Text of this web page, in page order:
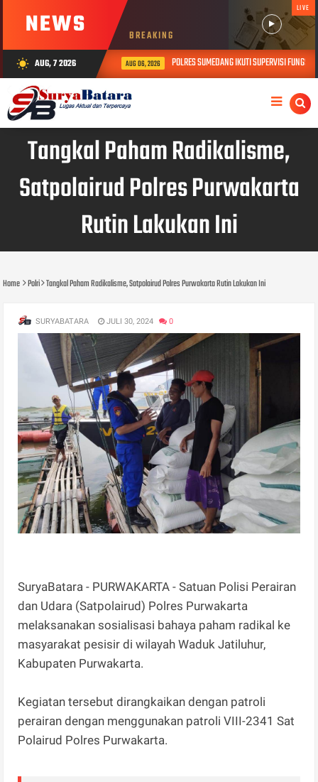
NEWS BREAKING
LIVE
wb_sunny AUG, 7 2026 AUG 06, 2026 POLRES SUMEDANG IKUTI SUPERVISI FUNGSI
Tangkal Paham Radikalisme,
Satpolairud Polres Purwakarta
Rutin Lakukan Ini
Home Polri Tangkal Paham Radikalisme, Satpolairud Polres Purwakarta Rutin Lakukan Ini
SURYABATARA JULI 30, 2024 0
SuryaBatara - PURWAKARTA - Satuan Polisi Perairan
dan Udara (Satpolairud) Polres Purwakarta
melaksanakan sosialisasi bahaya paham radikal ke
masyarakat pesisir di wilayah Waduk Jatiluhur,
Kabupaten Purwakarta.
Kegiatan tersebut dirangkaikan dengan patroli
perairan dengan menggunakan patroli VIII-2341 Sat
Polairud Polres Purwakarta.